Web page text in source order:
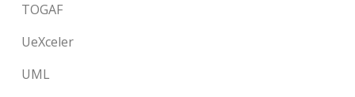
TOGAF
UeXceler
UML